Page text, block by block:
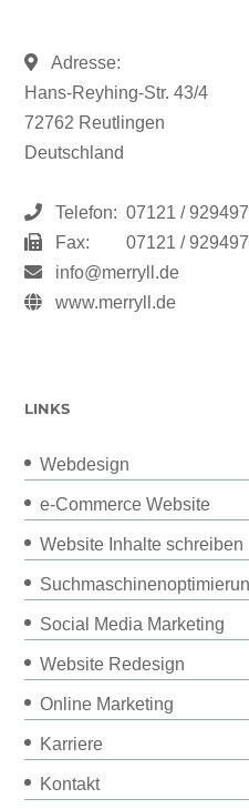
Adresse:
Hans-Reyhing-Str. 43/4
72762 Reutlingen
Deutschland
Telefon: 07121 /
Fax:
07121 /
info@merryll.de
www.merryll.de
LINKS
Webdesign
e-Commerce Website
Website Inhalte schreiben
Social Media Marketing
Website Redesign
Online Marketing
Karriere
Kontakt